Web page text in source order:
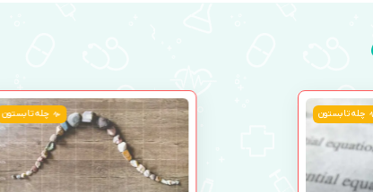
چله تابستون چله تابستون